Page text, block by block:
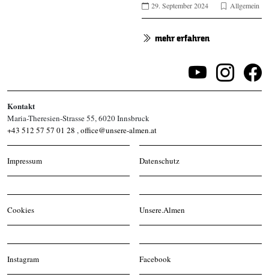
29. September 2024 Allgemein
mehr erfahren
Kontakt
Maria-Theresien-Strasse 55, 6020 Innsbruck
+43 512 57 57 01 28 ,office@unsere-almen.at
Impressum Datenschutz
Cookies Unsere.Almen
Instagram Facebook